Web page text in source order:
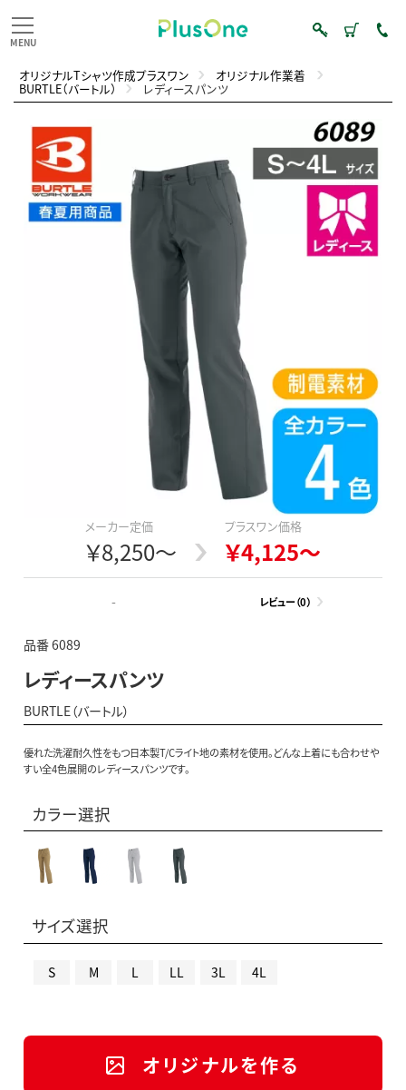
オリジナルTシャツ作成プラスワン オリジナル作業着
BURTLE（バートル） レディースパンツ
メーカー定価
￥8,250～
プラスワン価格
￥4,125～
- レビュー（0）
品番 6089
レディースパンツ
BURTLE（バートル）
優れた洗濯耐久性をもつ日本製T/Cライト地の素材を使用。どんな上着にも合わせや
すい全4色展開のレディースパンツです。
カラー選択
サイズ選択
S M L LL 3L 4L
オリジナルを作る